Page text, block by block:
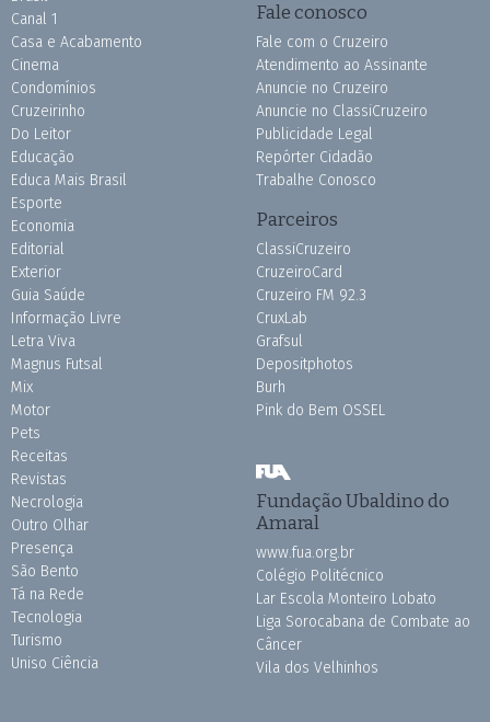
Canal 1
Casa e Acabamento
Cinema
Condomínios
Cruzeirinho
Do Leitor
Educação
Educa Mais Brasil
Esporte
Economia
Editorial
Exterior
Guia Saúde
Informação Livre
Letra Viva
Magnus Futsal
Mix
Motor
Pets
Receitas
Revistas
Necrologia
Outro Olhar
Presença
São Bento
Tá na Rede
Tecnologia
Turismo
Uniso Ciência
Fale conosco
Fale com o Cruzeiro
Atendimento ao Assinante
Anuncie no Cruzeiro
Anuncie no ClassiCruzeiro
Publicidade Legal
Repórter Cidadão
Trabalhe Conosco
Parceiros
ClassiCruzeiro
CruzeiroCard
Cruzeiro FM 92.3
CruxLab
Grafsul
Depositphotos
Burh
Pink do Bem OSSEL
Fundação Ubaldino do
Amaral
www.fua.org.br
Colégio Politécnico
Lar Escola Monteiro Lobato
Liga Sorocabana de Combate ao
Câncer
Vila dos Velhinhos